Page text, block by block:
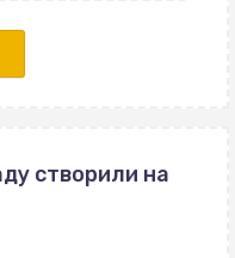
створили на